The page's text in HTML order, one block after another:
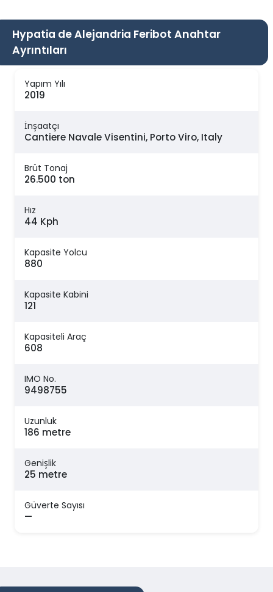
Hypatia de Alejandria Feribot Anahtar
Ayrıntıları
Yapım Yılı
2019
İnşaatçı
Cantiere Navale Visentini, Porto Viro, Italy
Brüt Tonaj
26.500 ton
Hız
44 Kph
Kapasite Yolcu
880
Kapasite Kabini
121
Kapasiteli Araç
608
IMO No.
9498755
Uzunluk
186 metre
Genişlik
25 metre
Güverte Sayısı
—